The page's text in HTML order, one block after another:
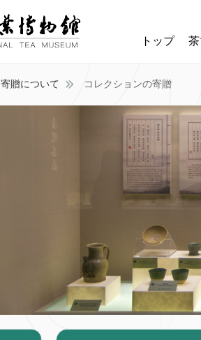
トップ
寄贈について コレクションの寄贈